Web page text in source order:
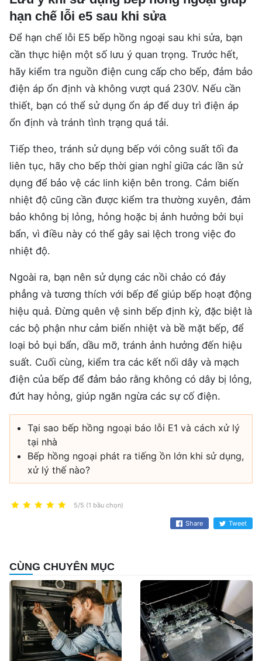
hạn chế lỗi e5 sau khi sửa
Để hạn chế lỗi E5 bếp hồng ngoại sau khi sửa, bạn
cần thực hiện một số lưu ý quan trọng. Trước hết,
hãy kiểm tra nguồn điện cung cấp cho bếp, đảm bảo
điện áp ổn định và không vượt quá 230V. Nếu cần
thiết, bạn có thể sử dụng ổn áp để duy trì điện áp
ổn định và tránh tình trạng quá tải.
Tiếp theo, tránh sử dụng bếp với công suất tối đa
liên tục, hãy cho bếp thời gian nghỉ giữa các lần sử
dụng để bảo vệ các linh kiện bên trong. Cảm biến
nhiệt độ cũng cần được kiểm tra thường xuyên, đảm
bảo không bị lỏng, hỏng hoặc bị ảnh hưởng bởi bụi
bẩn, vì điều này có thể gây sai lệch trong việc đo
nhiệt độ.
Ngoài ra, bạn nên sử dụng các nồi chảo có đáy
phẳng và tương thích với bếp để giúp bếp hoạt động
hiệu quả. Đừng quên vệ sinh bếp định kỳ, đặc biệt là
các bộ phận như cảm biến nhiệt và bề mặt bếp, để
loại bỏ bụi bẩn, dầu mỡ, tránh ảnh hưởng đến hiệu
suất. Cuối cùng, kiểm tra các kết nối dây và mạch
điện của bếp để đảm bảo rằng không có dây bị lỏng,
đứt hay hỏng, giúp ngăn ngừa các sự cố điện.
Tại sao bếp hồng ngoại báo lỗi E1 và cách xử lý
tại nhà
Bếp hồng ngoại phát ra tiếng ồn lớn khi sử dụng,
xử lý thế nào?
5/5 (1 bầu chọn)
Share Tweet
CÙNG CHUYÊN MỤC